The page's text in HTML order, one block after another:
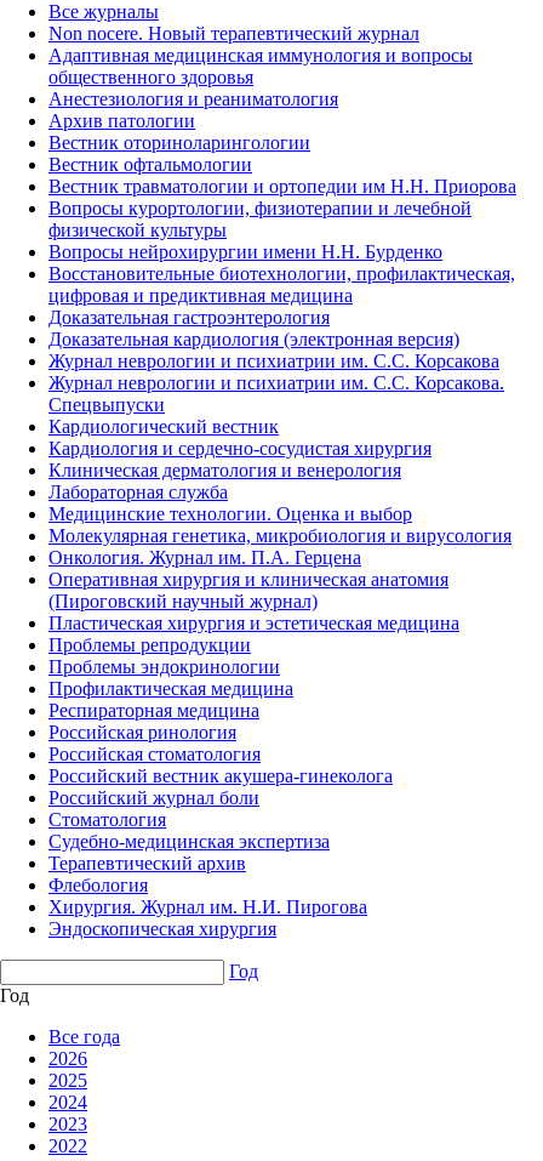
Все журналы
Non nocere. Новый терапевтический журнал
Адаптивная медицинская иммунология и вопросы
общественного здоровья
Анестезиология и реаниматология
Архив патологии
Вестник оториноларингологии
Вестник офтальмологии
Вестник травматологии и ортопедии им Н.Н. Приорова
Вопросы курортологии, физиотерапии и лечебной
физической культуры
Вопросы нейрохирургии имени Н.Н. Бурденко
Восстановительные биотехнологии, профилактическая,
цифровая и предиктивная медицина
Доказательная гастроэнтерология
Доказательная кардиология (электронная версия)
Журнал неврологии и психиатрии им. С.С. Корсакова
Журнал неврологии и психиатрии им. С.С. Корсакова.
Спецвыпуски
Кардиологический вестник
Кардиология и сердечно-сосудистая хирургия
Клиническая дерматология и венерология
Лабораторная служба
Медицинские технологии. Оценка и выбор
Молекулярная генетика, микробиология и вирусология
Онкология. Журнал им. П.А. Герцена
Оперативная хирургия и клиническая анатомия
(Пироговский научный журнал)
Пластическая хирургия и эстетическая медицина
Проблемы репродукции
Проблемы эндокринологии
Профилактическая медицина
Респираторная медицина
Российская ринология
Российская стоматология
Российский вестник акушера-гинеколога
Российский журнал боли
Стоматология
Судебно-медицинская экспертиза
Терапевтический архив
Флебология
Хирургия. Журнал им. Н.И. Пирогова
Эндоскопическая хирургия
Год
Год
Все года
2026
2025
2024
2023
2022